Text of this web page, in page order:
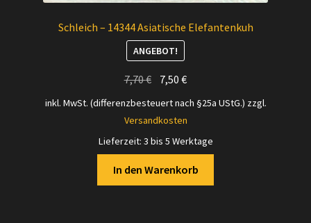
Schleich – 14344 Asiatische Elefantenkuh
ANGEBOT!
7,70€ Ursprünglicher
7,50€Aktueller
inkl. MwSt. (differenzbesteuert nach §25a UStG.) zzgl.
Versandkosten
Lieferzeit: 3 bis 5 Werktage
In den Warenkorb